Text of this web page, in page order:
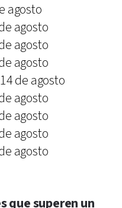
agosto
agosto
agosto
agosto
de agosto
agosto
agosto
agosto
agosto
que superen un